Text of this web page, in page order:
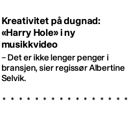
Kreativitet på dugnad:
«Harry Hole» i ny
musikkvideo
– Det er ikke lenger penger i
bransjen, sier regissør Albertine
Selvik.